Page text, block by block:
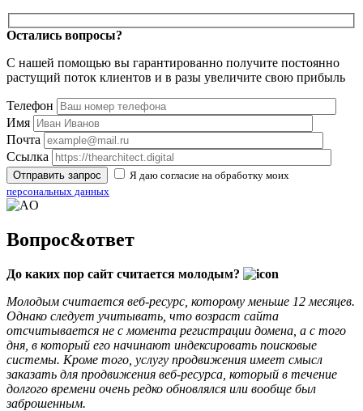
Остались вопросы?
С нашей помощью вы гарантированно получите постоянно
растущий поток клиентов и в разы увеличите свою прибыль
Телефон
Имя
Почта
Ссылка
Я даю согласие на обработку моих
персональных данных
Вопрос&ответ
До каких пор сайт считается молодым?
Молодым считается веб-ресурс, которому меньше 12 месяцев.
Однако следует учитывать, что возраст сайта
отсчитывается не с момента регистрации домена, а с того
дня, в который его начинают индексировать поисковые
системы. Кроме того, услугу продвижения имеет смысл
заказать для продвижения веб-ресурса, который в течение
долгого времени очень редко обновлялся или вообще был
заброшенным.